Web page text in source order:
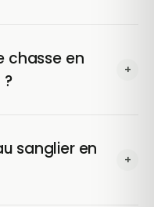
chasse en
+
date d'ouverture et
Le tableau
sanglier en
+